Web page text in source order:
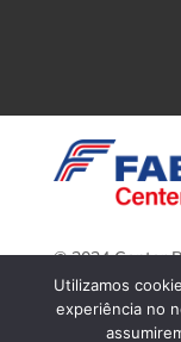
© 2024 Center
56.908.650/
Todos os
Utilizamos
experiência no